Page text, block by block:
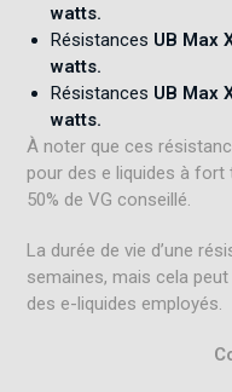
watts.
Résistances UB Max
watts.
Résistances UB Max
watts.
À noter que ces
pour des e liquides à fort
50% de VG conseillé.
La durée de vie d’une
semaines, mais cela
des e-liquides employés